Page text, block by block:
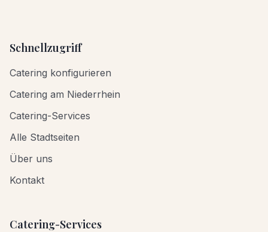
Schnellzugriff
Catering konfigurieren
Catering am Niederrhein
Catering-Services
Alle Stadtseiten
Über uns
Kontakt
Catering-Services